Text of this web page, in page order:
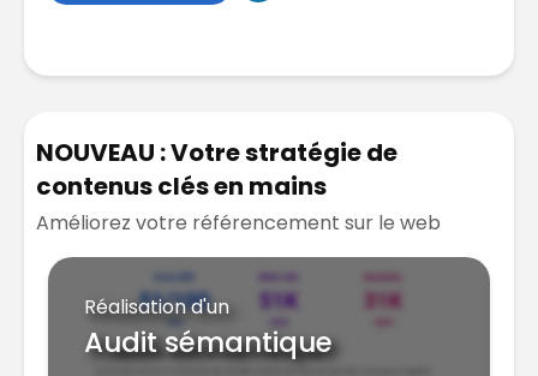
NOUVEAU : Votre stratégie de
contenus clés en mains
Améliorez votre référencement sur le web
Réalisation d'un
Audit sémantique